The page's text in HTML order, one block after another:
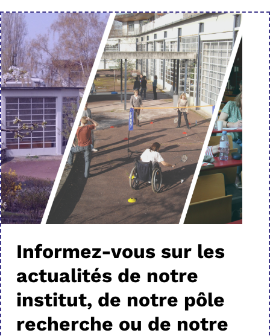
Informez-vous sur les
actualités de notre
institut, de notre pôle
recherche ou de notre